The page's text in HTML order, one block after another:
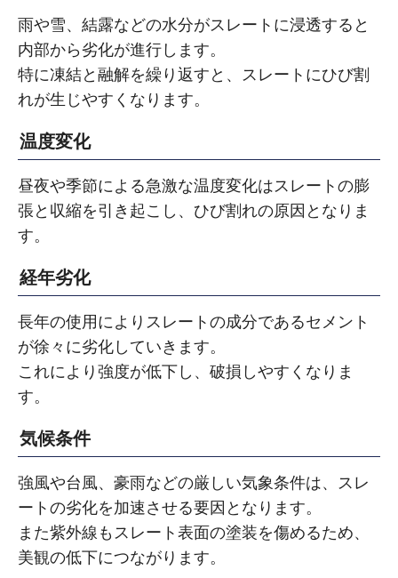
雨や雪、結露などの水分がスレートに浸透すると
内部から劣化が進行します。
特に凍結と融解を繰り返すと、スレートにひび割
れが生じやすくなります。
温度変化
昼夜や季節による急激な温度変化はスレートの膨
張と収縮を引き起こし、ひび割れの原因となりま
す。
経年劣化
長年の使用によりスレートの成分であるセメント
が徐々に劣化していきます。
これにより強度が低下し、破損しやすくなりま
す。
気候条件
強風や台風、豪雨などの厳しい気象条件は、スレ
ートの劣化を加速させる要因となります。
また紫外線もスレート表面の塗装を傷めるため、
美観の低下につながります。